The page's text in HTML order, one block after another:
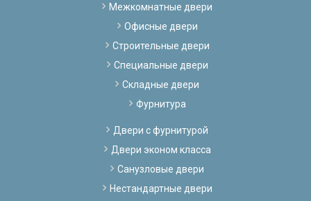
Межкомнатные двери
Офисные двери
Строительные двери
Специальные двери
Складные двери
Фурнитура
Двери с фурнитурой
Двери эконом класса
Санузловые двери
Нестандартные двери